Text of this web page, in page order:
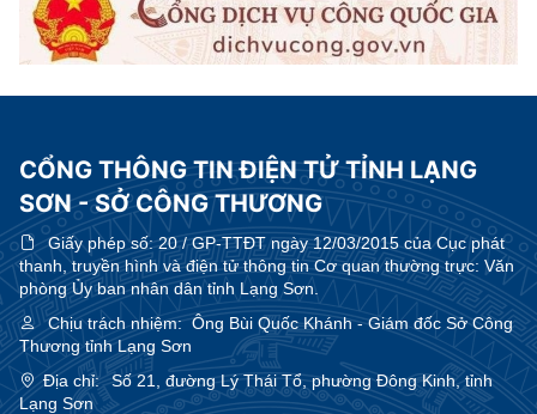
CỔNG THÔNG TIN ĐIỆN TỬ TỈNH LẠNG
SƠN - SỞ CÔNG THƯƠNG
Giấy phép số:20 / GP-TTĐT ngày 12/03/2015 của Cục phát
thanh, truyền hình và điện tử thông tin Cơ quan thường trực: Văn
phòng Ủy ban nhân dân tỉnh Lạng Sơn.
Chịu trách nhiệm:Ông Bùi Quốc Khánh - Giám đốc Sở Công
Thương tỉnh Lạng Sơn
Địa chỉ:
Số 21, đường Lý Thái Tổ, phường Đông Kinh, tỉnh
Lạng Sơn